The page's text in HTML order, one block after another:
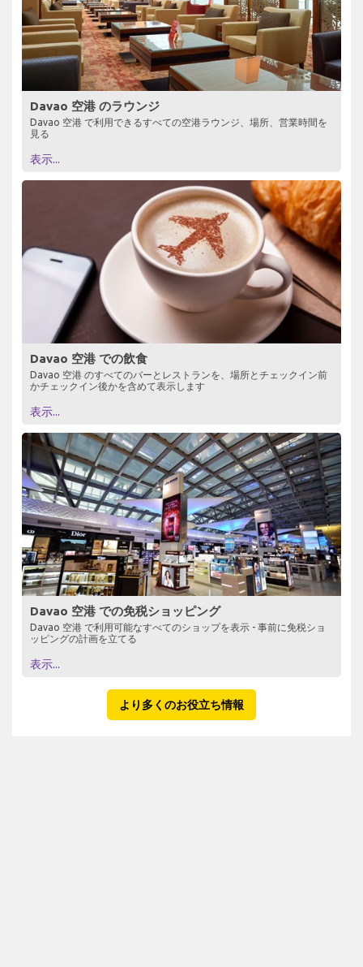
Davao 空港 のラウンジ
Davao 空港 で利用できるすべての空港ラウンジ、場所、営業時間を
見る
表示...
Davao 空港 での飲食
Davao 空港 のすべてのバーとレストランを、場所とチェックイン前
かチェックイン後かを含めて表示します
表示...
Davao 空港 での免税ショッピング
Davao 空港 で利用可能なすべてのショップを表示 - 事前に免税ショ
ッピングの計画を立てる
表示...
より多くのお役立ち情報